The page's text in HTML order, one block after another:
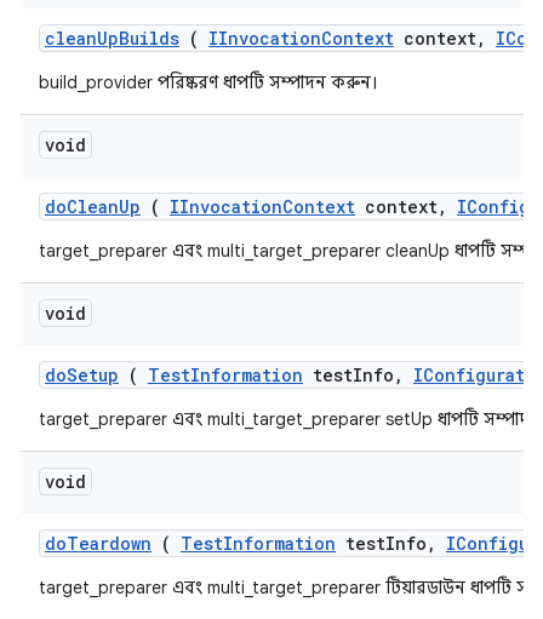
cleanUpBuilds ( IInvocationContext context,
build_provider পরিষ্করণ ধাপটি সম্পাদন করুন।
void
doCleanUp ( IInvocationContext context,
target_preparer এবং multi_target_preparer cleanUp ধাপটি
void
doSetup ( TestInformation testInfo ,
target_preparer এবং multi_target_preparer setUp ধাপটি
void
doTeardown ( TestInformation testInfo ,
target_preparer এবং multi_target_preparer টিয়ারডাউন ধাপটি